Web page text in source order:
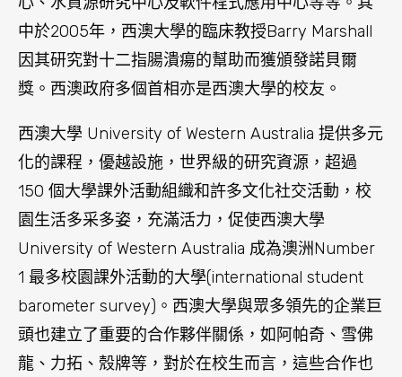
barometer survey)。西澳大學與眾多領先的企業巨
頭也建立了重要的合作夥伴關係，如阿帕奇、雪佛
龍、力拓、殼牌等，對於在校生而言，這些合作也
住宿方面
西澳大學設有五個住宿型學院，提供安全、便捷的
學生住宿環境及服務，包括飲食、Wi-Fi、所有公共
事業設施、學術支持和朋友圈。五個學院都位於西
澳大學附近，所以上課不需早起也可準時到達！門
口便有公共交通站點，因此也可非常方便快捷的前
往市中心、海灘及珀斯最好的購物和夜生活區。
(資料來源：